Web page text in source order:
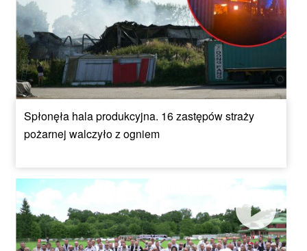
Spłonęła hala produkcyjna. 16 zastępów straży
pożarnej walczyło z ogniem